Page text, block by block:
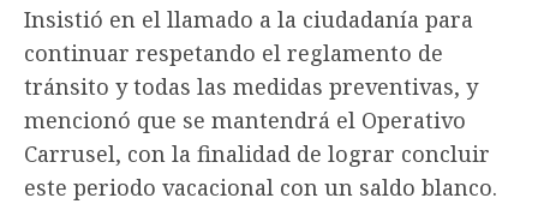
Insistió en el llamado a la ciudadanía para
continuar respetando el reglamento de
tránsito y todas las medidas preventivas, y
mencionó que se mantendrá el Operativo
Carrusel, con la finalidad de lograr concluir
este periodo vacacional con un saldo blanco.